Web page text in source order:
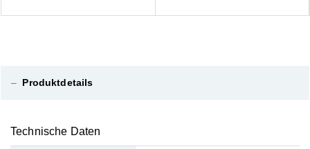
– Produktdetails
Technische Daten